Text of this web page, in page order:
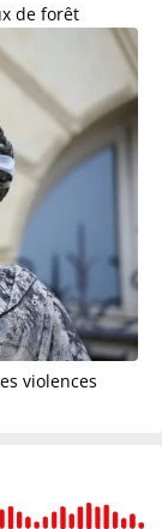
de forêt
violences